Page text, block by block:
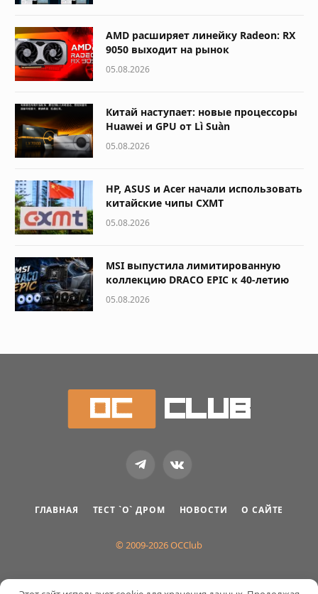
AMD расширяет линейку Radeon: RX
9050 выходит на рынок
05.08.2026
Китай наступает: новые процессоры
Huawei и GPU от Lì Suàn
05.08.2026
HP, ASUS и Acer начали использовать
китайские чипы CXMT
05.08.2026
MSI выпустила лимитированную
коллекцию DRACO EPIC к 40-летию
05.08.2026
TelegramVKontakte
ГЛАВНАЯ ТЕСТ `О` ДРОМ НОВОСТИ О САЙТЕ
© 2009-2026 OCClub